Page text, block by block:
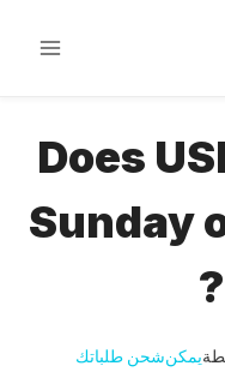
Does
Sunday
يمكنشحن طلباتك